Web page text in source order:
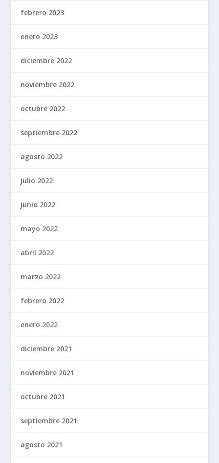
febrero 2023
enero 2023
diciembre 2022
noviembre 2022
octubre 2022
septiembre 2022
agosto 2022
julio 2022
junio 2022
mayo 2022
abril 2022
marzo 2022
febrero 2022
enero 2022
diciembre 2021
noviembre 2021
octubre 2021
septiembre 2021
agosto 2021